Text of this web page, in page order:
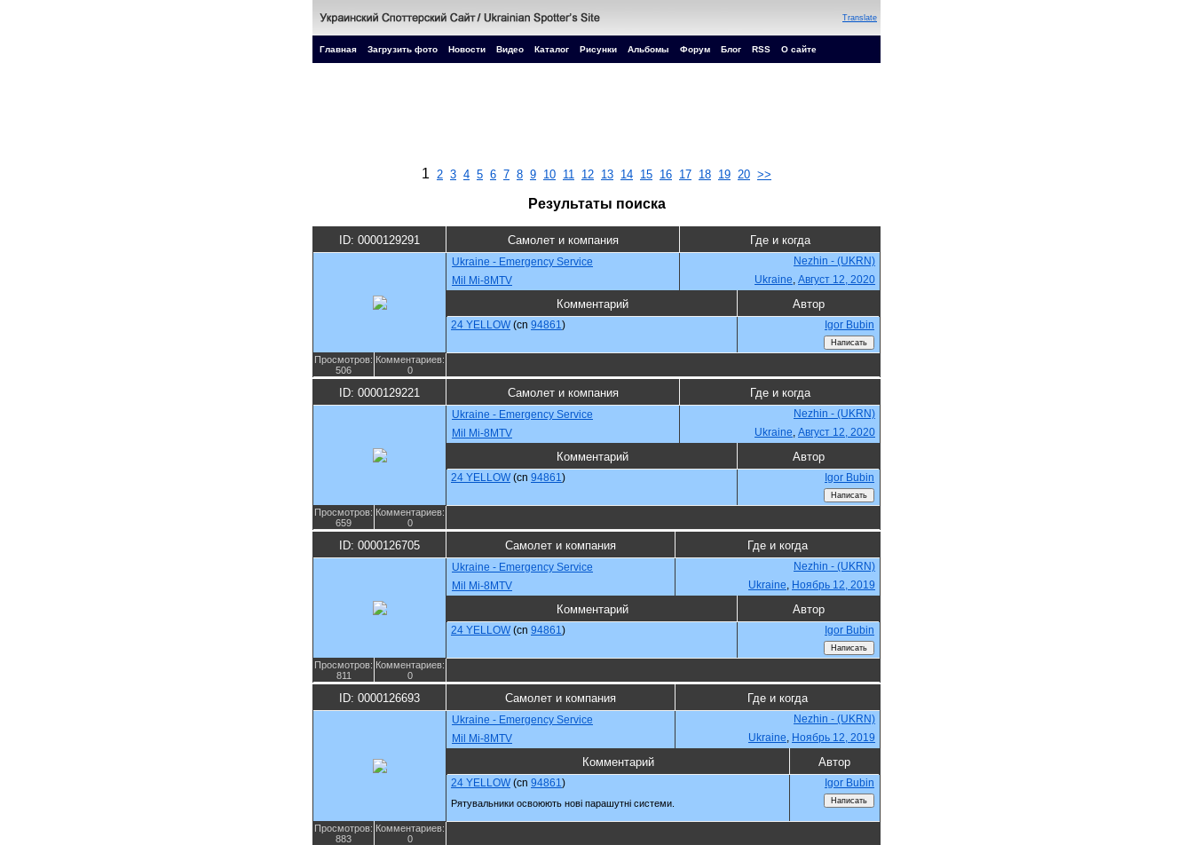
Translate
Главная Загрузить фото Новости Видео Каталог Рисунки Альбомы Форум Блог RSS О сайте
1 2 3 4 5 6 7 8 9 10 11 12 13 14 15 16 17 18 19 20 >>
Результаты поиска
ID: 0000129291 Самолет и компания Где и когда
Ukraine - Emergency Service
Nezhin - (UKRN)
Mil Mi-8MTV
Ukraine, Август 12, 2020
Комментарий Автор
24 YELLOW (cn 94861) Igor Bubin
Просмотров:
506
Комментариев:
0
ID: 0000129221 Самолет и компания Где и когда
Ukraine - Emergency Service
Nezhin - (UKRN)
Mil Mi-8MTV
Ukraine, Август 12, 2020
Комментарий Автор
24 YELLOW (cn 94861) Igor Bubin
Просмотров:
659
Комментариев:
0
ID: 0000126705 Самолет и компания Где и когда
Ukraine - Emergency Service
Nezhin - (UKRN)
Mil Mi-8MTV
Ukraine, Ноябрь 12, 2019
Комментарий Автор
24 YELLOW (cn 94861) Igor Bubin
Просмотров:
811
Комментариев:
0
ID: 0000126693 Самолет и компания Где и когда
Ukraine - Emergency Service
Nezhin - (UKRN)
Mil Mi-8MTV
Ukraine, Ноябрь 12, 2019
Комментарий Автор
24 YELLOW (cn 94861)
Рятувальники освоюють нові парашутні системи.
Igor Bubin
Просмотров:
883
Комментариев:
0